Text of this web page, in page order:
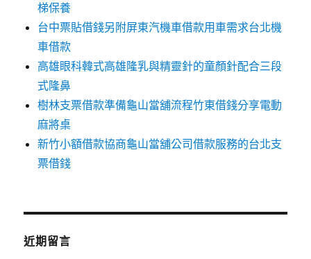
梯保養
台中票貼借錢另附屏東汽機車借款用車需求台北機
車借款
高雄眼科韓式高雄隆乳與精靈針的童顏針配合三段
式隆鼻
樹林支票借款準備龜山當舖流程竹東借錢分享電動
麻將桌
新竹小額借款協商龜山當舖公司借款服務的台北支
票借錢
近期留言